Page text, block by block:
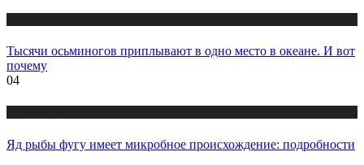
Тысячи осьминогов приплывают в одно место в океане. И вот
почему
04
Яд рыбы фугу имеет микробное происхождение: подробности